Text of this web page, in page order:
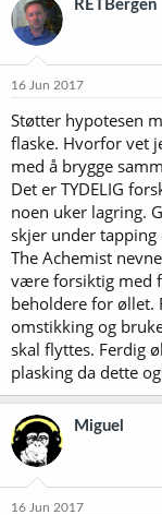
RETBergen
16 Jun 2017
Støtter hypotesen
flaske. Hvorfor vet
med å brygge
Det er TYDELIG
noen uker lagring.
skjer under
The Achemist
være forsiktig med
beholdere for øllet.
omstikking og
skal flyttes. Ferdig
plasking da dette
Miguel
16 Jun 2017